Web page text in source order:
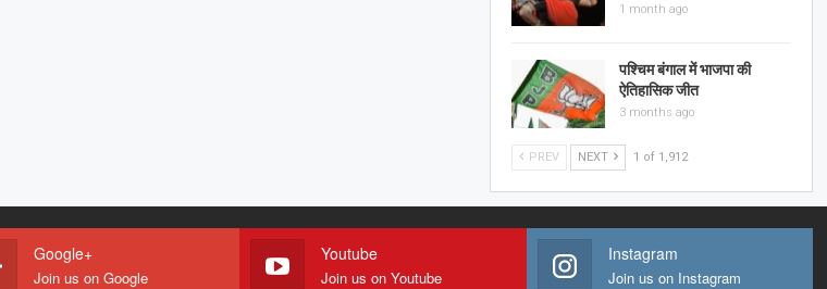
1 month ago
पश्चिम बंगाल में भाजपा की
ऐतिहासिक जीत
3 months ago
PREV NEXT 1 of 1,912
Google+
Join us on Google
Youtube
Join us on Youtube
Instagram
Join us on Instagram